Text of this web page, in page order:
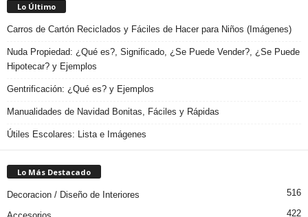
Lo Último
Carros de Cartón Reciclados y Fáciles de Hacer para Niños (Imágenes)
Nuda Propiedad: ¿Qué es?, Significado, ¿Se Puede Vender?, ¿Se Puede
Hipotecar? y Ejemplos
Gentrificación: ¿Qué es? y Ejemplos
Manualidades de Navidad Bonitas, Fáciles y Rápidas
Útiles Escolares: Lista e Imágenes
Lo Más Destacado
Decoracion / Diseño de Interiores 516
422